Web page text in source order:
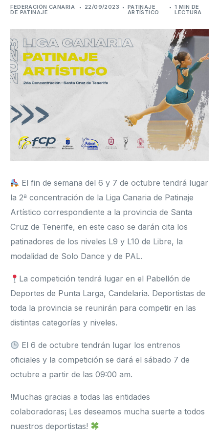
FEDERACIÓN CANARIA
DE PATINAJE
22/09/2023 PATINAJE
ARTÍSTICO
1 MIN DE
LECTURA
El fin de semana del 6 y 7 de octubre tendrá lugar
la 2ª concentración de la Liga Canaria de Patinaje
Artístico correspondiente a la provincia de Santa
Cruz de Tenerife, en este caso se darán cita los
patinadores de los niveles L9 y L10 de Libre, la
modalidad de Solo Dance y de PAL.
La competición tendrá lugar en el Pabellón de
Deportes de Punta Larga, Candelaria. Deportistas de
toda la provincia se reunirán para competir en las
distintas categorías y niveles.
El 6 de octubre tendrán lugar los entrenos
oficiales y la competición se dará el sábado 7 de
octubre a partir de las 09:00 am.
!Muchas gracias a todas las entidades
colaboradoras¡ Les deseamos mucha suerte a todos
nuestros deportistas!
Formación